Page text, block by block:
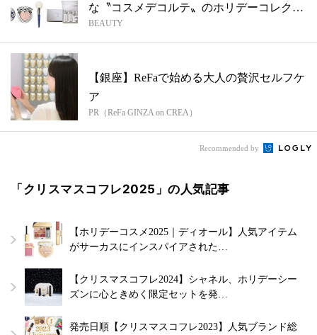
な〝コスメデコルテ〟のホリデーコレク
シ...
BEAUTY
【銀座】ReFaで始める大人の贅沢セルフケ
ア
PR（ReFa GINZA on CREA）
Recommended by
「クリスマスコフレ2025」の人気記事
【ホリデーコスメ2025｜ディオール】人気アイテム
がサーカスにインスパイアされた…
【クリスマスコフレ2024】シャネル、ホリデーシー
ズンに心ときめく限定セットを発…
発売日順【クリスマスコフレ2023】人気ブランド総